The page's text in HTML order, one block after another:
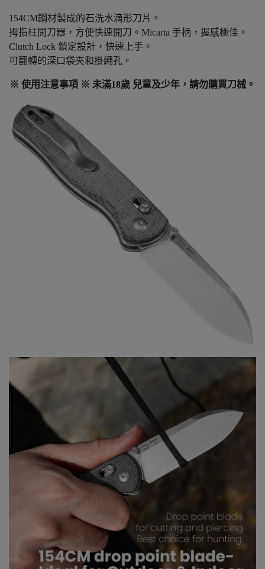
154CM鋼材製成的石洗水滴形刀片。
拇指柱開刀器，方便快速開刀。Micarta 手柄，握感極佳。
Clutch Lock 鎖定設計，快速上手。
可翻轉的深口袋夾和掛繩孔。
※ 使用注意事項 ※ 未滿18歲 兒童及少年，請勿購買刀械。